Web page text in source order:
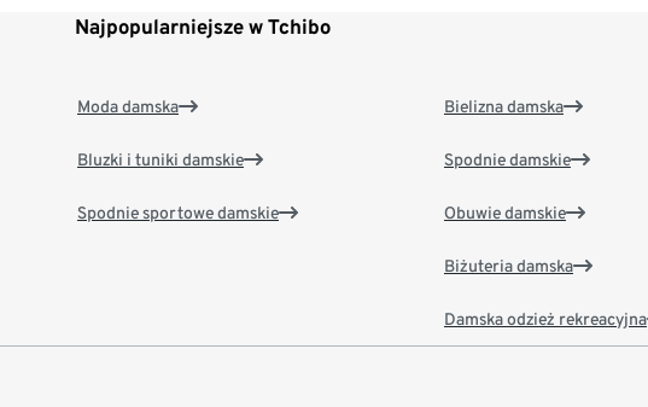
Najpopularniejsze w Tchibo
Moda damska
Bluzki i tuniki damskie
Spodnie sportowe damskie
Bielizna damska
Spodnie damskie
Obuwie damskie
Biżuteria damska
Damska odzież rekreacyjna